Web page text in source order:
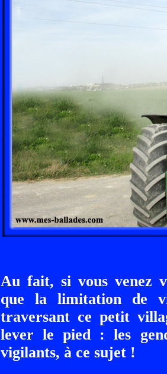
Au fait, si vous venez
que la limitation de
traversant ce petit
lever le pied : les
vigilants, à ce sujet !